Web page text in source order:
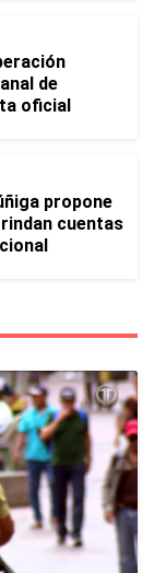
de
oficial
propone
cuentas